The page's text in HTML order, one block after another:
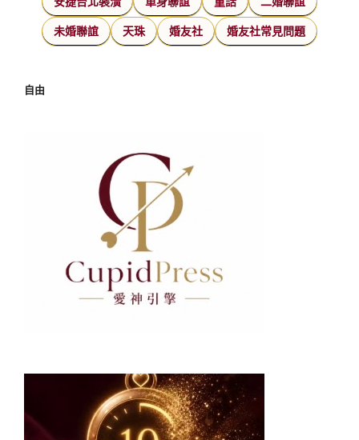
未婚聯誼 天珠 婚友社 婚友社常見問題
自由